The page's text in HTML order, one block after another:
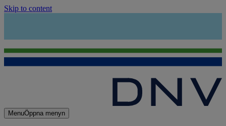
Skip to content
MenuÖppna menyn